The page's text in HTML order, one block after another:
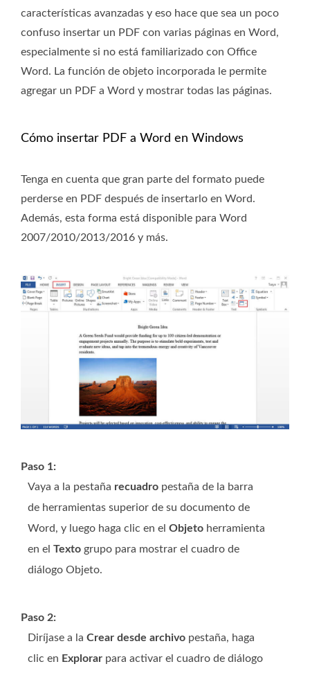
características avanzadas y eso hace que sea un poco
confuso insertar un PDF con varias páginas en Word,
especialmente si no está familiarizado con Office
Word. La función de objeto incorporada le permite
agregar un PDF a Word y mostrar todas las páginas.
Cómo insertar PDF a Word en Windows
Tenga en cuenta que gran parte del formato puede
perderse en PDF después de insertarlo en Word.
Además, esta forma está disponible para Word
2007/2010/2013/2016 y más.
Paso 1:
Vaya a la pestaña recuadro pestaña de la barra
de herramientas superior de su documento de
Word, y luego haga clic en el Objeto herramienta
en el Texto grupo para mostrar el cuadro de
diálogo Objeto.
Paso 2:
Diríjase a la Crear desde archivo pestaña, haga
clic en Explorar para activar el cuadro de diálogo